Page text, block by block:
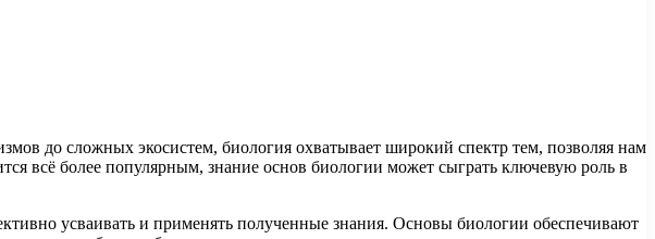
до сложных экосистем, биология охватывает широкий спектр тем, позволяя нам
всё более популярным, знание основ биологии может сыграть ключевую роль в
усваивать и применять полученные знания. Основы биологии обеспечивают